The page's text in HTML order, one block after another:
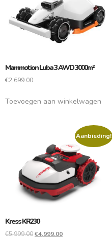
Mammotion Luba 3 AWD 3000m²
€2,699.00
Toevoegen aan winkelwagen
Aanbieding!
Kress KR230
€5,999.00€4,999.00